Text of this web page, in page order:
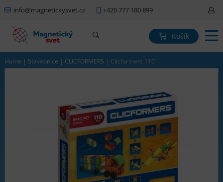
info@magnetickysvet.cz +420 777 180 899
Košík
Home | Stavebnice | CLICFORMERS | Clicformers 110